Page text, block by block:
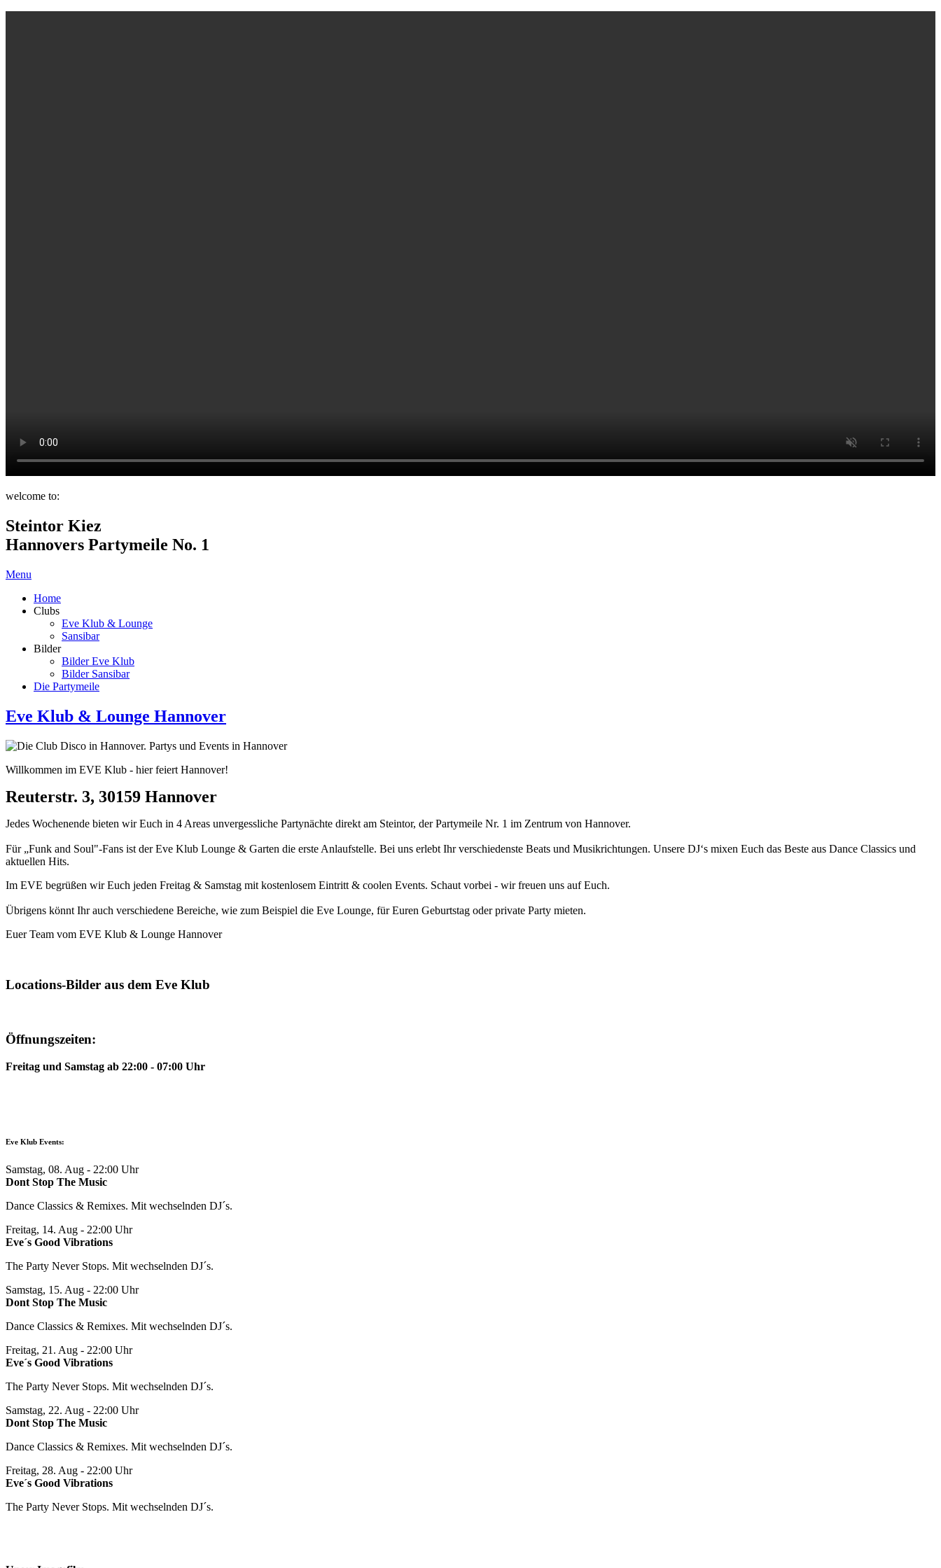
welcome to:
Steintor Kiez
Hannovers Partymeile No. 1
Menu
Home
Clubs
Eve Klub & Lounge
Sansibar
Bilder
Bilder Eve Klub
Bilder Sansibar
Die Partymeile
Eve Klub & Lounge Hannover
Willkommen im EVE Klub - hier feiert Hannover!
Reuterstr. 3, 30159 Hannover
Jedes Wochenende bieten wir Euch in 4 Areas unvergessliche Partynächte direkt am Steintor, der Partymeile Nr. 1 im Zentrum von Hannover.
Für „Funk and Soul"-Fans ist der Eve Klub Lounge & Garten die erste Anlaufstelle. Bei uns erlebt Ihr verschiedenste Beats und Musikrichtungen. Unsere DJ‘s mixen Euch das Beste aus Dance Classics und
aktuellen Hits.
Im EVE begrüßen wir Euch jeden Freitag & Samstag mit kostenlosem Eintritt & coolen Events. Schaut vorbei - wir freuen uns auf Euch.
Übrigens könnt Ihr auch verschiedene Bereiche, wie zum Beispiel die Eve Lounge, für Euren Geburtstag oder private Party mieten.
Euer Team vom EVE Klub & Lounge Hannover
Locations-Bilder aus dem Eve Klub
Öffnungszeiten:
Freitag und Samstag ab 22:00 - 07:00 Uhr
Eve Klub Events:
Samstag, 08. Aug - 22:00 Uhr
Dont Stop The Music
Dance Classics & Remixes. Mit wechselnden DJ´s.
Freitag, 14. Aug - 22:00 Uhr
Eve´s Good Vibrations
The Party Never Stops. Mit wechselnden DJ´s.
Samstag, 15. Aug - 22:00 Uhr
Dont Stop The Music
Dance Classics & Remixes. Mit wechselnden DJ´s.
Freitag, 21. Aug - 22:00 Uhr
Eve´s Good Vibrations
The Party Never Stops. Mit wechselnden DJ´s.
Samstag, 22. Aug - 22:00 Uhr
Dont Stop The Music
Dance Classics & Remixes. Mit wechselnden DJ´s.
Freitag, 28. Aug - 22:00 Uhr
Eve´s Good Vibrations
The Party Never Stops. Mit wechselnden DJ´s.